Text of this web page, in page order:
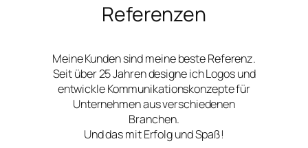
Referenzen
Meine Kunden sind meine beste Referenz.
Seit über 25 Jahren designe ich Logos und
entwickle Kommunikationskonzepte für
Unternehmen aus verschiedenen
Branchen.
Und das mit Erfolg und Spaß!